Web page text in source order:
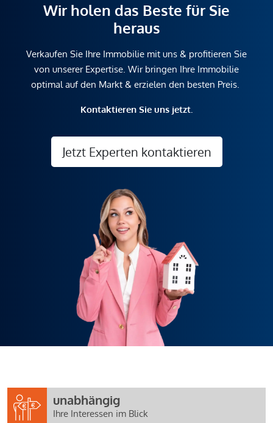
Wir holen das Beste für Sie
heraus
Verkaufen Sie Ihre Immobilie mit uns & profitieren Sie
von unserer Expertise. Wir bringen Ihre Immobilie
optimal auf den Markt & erzielen den besten Preis.
Kontaktieren Sie uns jetzt.
Jetzt Experten kontaktieren
unabhängig
Ihre Interessen im Blick